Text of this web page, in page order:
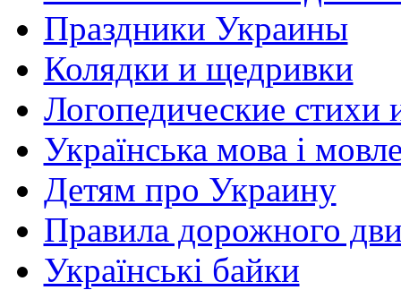
Праздники Украины
Колядки и щедривки
Логопедические стихи
Українська мова і
Детям про Украину
Правила дорожного
Українські байки